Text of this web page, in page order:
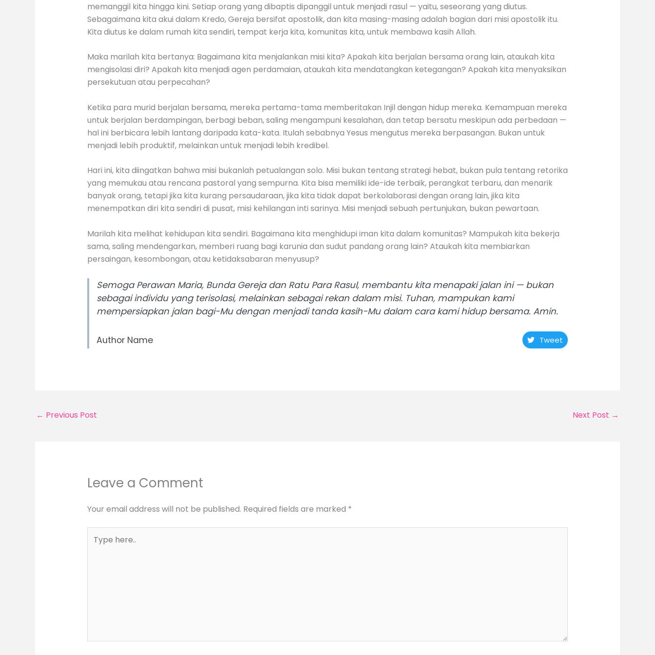
memanggil kita hingga kini. Setiap orang yang dibaptis dipanggil untuk menjadi rasul — yaitu, seseorang yang diutus.
Sebagaimana kita akui dalam Kredo, Gereja bersifat apostolik, dan kita masing-masing adalah bagian dari misi apostolik itu.
Kita diutus ke dalam rumah kita sendiri, tempat kerja kita, komunitas kita, untuk membawa kasih Allah.
Maka marilah kita bertanya: Bagaimana kita menjalankan misi kita? Apakah kita berjalan bersama orang lain, ataukah kita
mengisolasi diri? Apakah kita menjadi agen perdamaian, ataukah kita mendatangkan ketegangan? Apakah kita menyaksikan
persekutuan atau perpecahan?
Ketika para murid berjalan bersama, mereka pertama-tama memberitakan Injil dengan hidup mereka. Kemampuan mereka
untuk berjalan berdampingan, berbagi beban, saling mengampuni kesalahan, dan tetap bersatu meskipun ada perbedaan —
hal ini berbicara lebih lantang daripada kata-kata. Itulah sebabnya Yesus mengutus mereka berpasangan. Bukan untuk
menjadi lebih produktif, melainkan untuk menjadi lebih kredibel.
Hari ini, kita diingatkan bahwa misi bukanlah petualangan solo. Misi bukan tentang strategi hebat, bukan pula tentang retorika
yang memukau atau rencana pastoral yang sempurna. Kita bisa memiliki ide-ide terbaik, perangkat terbaru, dan menarik
banyak orang, tetapi jika kita kurang persaudaraan, jika kita tidak dapat berkolaborasi dengan orang lain, jika kita
menempatkan diri kita sendiri di pusat, misi kehilangan inti sarinya. Misi menjadi sebuah pertunjukan, bukan pewartaan.
Marilah kita melihat kehidupan kita sendiri. Bagaimana kita menghidupi iman kita dalam komunitas? Mampukah kita bekerja
sama, saling mendengarkan, memberi ruang bagi karunia dan sudut pandang orang lain? Ataukah kita membiarkan
persaingan, kesombongan, atau ketidaksabaran menyusup?
Semoga Perawan Maria, Bunda Gereja dan Ratu Para Rasul, membantu kita menapaki jalan ini — bukan
sebagai individu yang terisolasi, melainkan sebagai rekan dalam misi. Tuhan, mampukan kami
mempersiapkan jalan bagi-Mu dengan menjadi tanda kasih-Mu dalam cara kami hidup bersama. Amin.
Author Name Tweet
← Previous Post Next Post →
Leave a Comment
Your email address will not be published. Required fields are marked *
here..